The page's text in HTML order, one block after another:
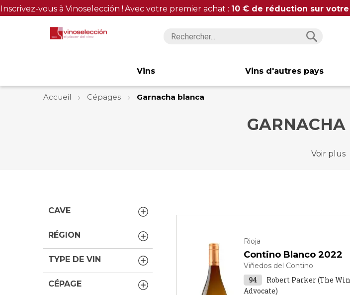
Inscrivez-vous à Vinoselección ! Avec votre premier achat : 10 € de réduction sur
Vins Vins d'autres pays
Accueil Cépages Garnacha blanca
Voir plus
Rioja
Contino Blanco 2022
Viñedos del Contino
94
Robert Parker (The
Advocate)
CAVE
RÉGION
TYPE DE VIN
CÉPAGE